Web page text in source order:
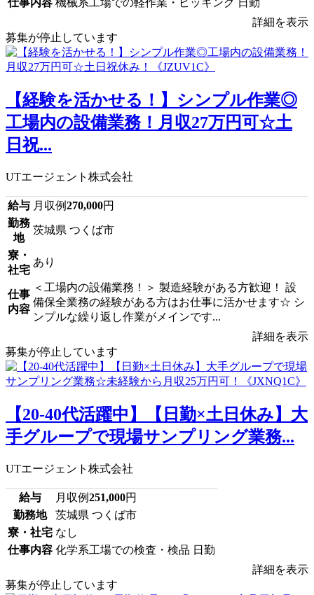
仕事内容 機械系工場での軽作業・ピッキング 日勤
詳細を表示
募集が停止しています
【経験を活かせる！】シンプル作業◎
工場内の設備業務！月収27万円可☆土
日祝...
UTエージェント株式会社
給与 月収例270,000円
勤務
地
茨城県 つくば市
寮・
社宅
あり
仕事
内容
＜工場内の設備業務！＞ 製造経験がある方歓迎！ 設
備保全業務の経験がある方はお仕事に活かせます☆ シ
ンプルな繰り返し作業がメインです...
詳細を表示
募集が停止しています
【20-40代活躍中】【日勤×土日休み】大
手グループで現場サンプリング業務...
UTエージェント株式会社
給与 月収例251,000円
勤務地
茨城県 つくば市
寮・社宅 なし
仕事内容 化学系工場での検査・検品 日勤
詳細を表示
募集が停止しています